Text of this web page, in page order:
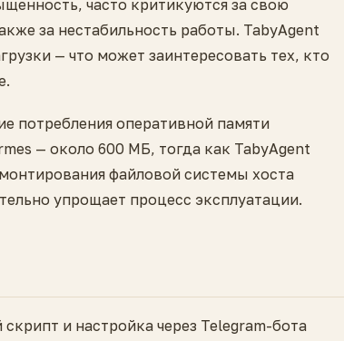
часто критикуются за свою
за нестабильность работы. TabyAgent
— что может заинтересовать тех, кто
потребления оперативной памяти
— около 600 МБ, тогда как TabyAgent
файловой системы хоста
упрощает процесс эксплуатации.
и настройка через Telegram-бота